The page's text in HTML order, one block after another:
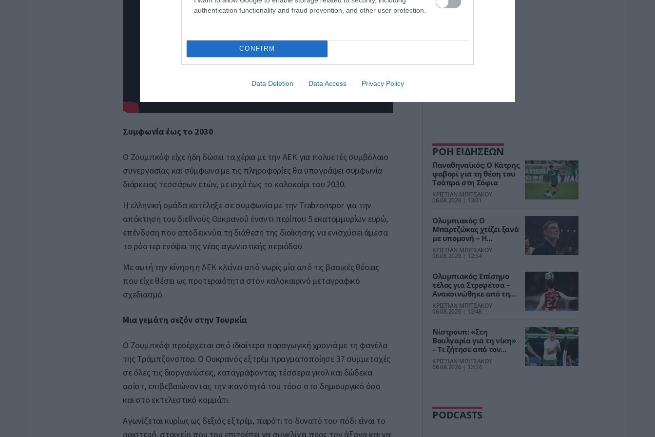
authentication functionality and fraud prevention, and other user protection.
CONFIRM
Data Deletion Data Access Privacy Policy
Συμφωνία έως το 2030
Ο Ζουμπκόφ είχε ήδη δώσει τα χέρια με την ΑΕΚ για πολυετές συμβόλαιο
συνεργασίας και σύμφωνα με τις πληροφορίες θα υπογράψει συμφωνία
διάρκειας τεσσάρων ετών, με ισχύ έως το καλοκαίρι του 2030.
Η ελληνική ομάδα κατέληξε σε συμφωνία με την Trabzonsporγια την
απόκτηση του διεθνούς Ουκρανού έναντι περίπου 5 εκατομμυρίων ευρώ,
επένδυση που αποδεικνύει τη διάθεση της διοίκησης να ενισχύσει άμεσα
το ρόστερ ενόψει της νέας αγωνιστικής περιόδου.
Με αυτή την κίνηση η ΑΕΚ κλείνει από νωρίς μία από τις βασικές θέσεις
που είχε θέσει ως προτεραιότητα στον καλοκαιρινό μεταγραφικό
σχεδιασμό.
Μια γεμάτη σεζόν στην Τουρκία
Ο Ζουμπκόφ προέρχεται από ιδιαίτερα παραγωγική χρονιά με τη φανέλα
της Τράμπζονσπορ. Ο Ουκρανός εξτρέμ πραγματοποίησε 37 συμμετοχές
σε όλες τις διοργανώσεις, καταγράφοντας τέσσερα γκολ και δώδεκα
ασίστ, επιβεβαιώνοντας την ικανότητά του τόσο στο δημιουργικό όσο
και στο εκτελεστικό κομμάτι.
Αγωνίζεται κυρίως ως δεξιός εξτρέμ, παρότι το δυνατό του πόδι είναι το
αριστερό, στοιχείο που του επιτρέπει να συγκλίνει προς τον άξονα και να
ΡΟΗ ΕΙΔΗΣΕΩΝ
Παναθηναϊκός: Ο Κάτρης
φαβορί για τη θέση του
Τσάπρα στη Σόφια
ΚΡΙΣΤΙΑΝ ΜΠΙΤΣΑΚΟΥ
06.08.2026 | 13:01
Ολυμπιακός: Ο
Μπαρτζώκας χτίζει ξανά
με υπομονή – Η
εκκρεμότητα με
Γουόκαπ
ΚΡΙΣΤΙΑΝ ΜΠΙΤΣΑΚΟΥ
06.08.2026 | 12:54
Ολυμπιακός: Επίσημο
τέλος για Στρεφέτσα –
Ανακοινώθηκε από την
Παλέρμο
ΚΡΙΣΤΙΑΝ ΜΠΙΤΣΑΚΟΥ
06.08.2026 | 12:48
Νίστρουπ: «Στη
Βουλγαρία για τη νίκη»
– Τι ζήτησε από τον
Παναθηναϊκό
ΚΡΙΣΤΙΑΝ ΜΠΙΤΣΑΚΟΥ
06.08.2026 | 12:14
PODCASTS